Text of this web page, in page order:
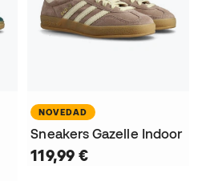
NOVEDAD
Sneakers Gazelle Indoor
119,99 €